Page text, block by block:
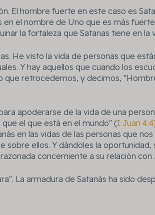
El hombre fuerte en este caso es
el nombre de Uno que es más
la fortaleza que Satanas tiene en la
He visto la vida de personas que
Y hay aquellos que cuando los
retrocedemos, y decimos,
apoderarse de la vida de una
el que está en el mundo" (I Juan 4:4
en las vidas de las personas que
ellos. Y dándoles la
concerniente a su relación con
La armadura de Satanás ha sido